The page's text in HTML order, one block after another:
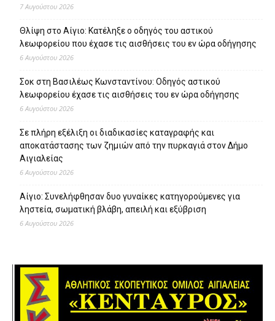
7 Αυγούστου 2026
Θλίψη στο Αίγιο: Κατέληξε ο οδηγός του αστικού
λεωφορείου που έχασε τις αισθήσεις του εν ώρα οδήγησης
6 Αυγούστου 2026
Σοκ στη Βασιλέως Κωνσταντίνου: Οδηγός αστικού
λεωφορείου έχασε τις αισθήσεις του εν ώρα οδήγησης
6 Αυγούστου 2026
Σε πλήρη εξέλιξη οι διαδικασίες καταγραφής και
αποκατάστασης των ζημιών από την πυρκαγιά στον Δήμο
Αιγιαλείας
6 Αυγούστου 2026
Αίγιο: Συνελήφθησαν δυο γυναίκες κατηγορούμενες για
ληστεία, σωματική βλάβη, απειλή και εξύβριση
6 Αυγούστου 2026